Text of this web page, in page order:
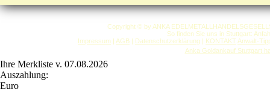
Copyright © by ANKA
So finden Sie uns in Stuttgart:
Impressum | AGB | Datenschutzerklärung | KONTAKT Anwalt-
Anka Goldankauf Stuttgart
Ihre Merkliste v. 07.08.2026
Auszahlung:
Euro